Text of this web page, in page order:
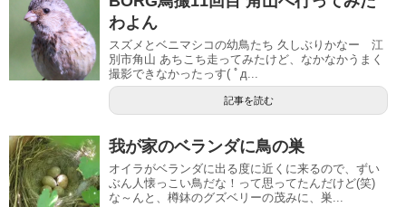
わよん
スズメとベニマシコの幼鳥たち 久しぶりかなー 江
別市角山 あちこち走ってみたけど、なかなかうまく
撮影できなかったっす( ﾟд...
記事を読む
我が家のベランダに鳥の巣
オイラがベランダに出る度に近くに来るので、ずい
ぶん人懐っこい鳥だな！って思ってたんだけど(笑)
な～んと、樽鉢のグズベリーの茂みに、巣...